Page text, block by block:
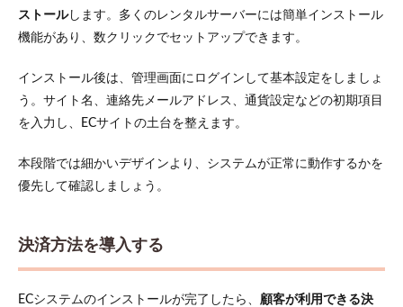
ストールします。多くのレンタルサーバーには簡単インストール
機能があり、数クリックでセットアップできます。
インストール後は、管理画面にログインして基本設定をしましょ
う。サイト名、連絡先メールアドレス、通貨設定などの初期項目
を入力し、ECサイトの土台を整えます。
本段階では細かいデザインより、システムが正常に動作するかを
優先して確認しましょう。
決済方法を導入する
ECシステムのインストールが完了したら、 顧客が利用できる決